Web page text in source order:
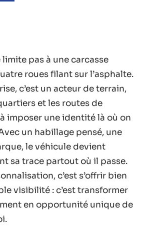
limite pas à une carcasse
roues filant sur l’asphalte.
c’est un acteur de terrain,
et les routes de
imposer une identité là où on
un habillage pensé, une
le véhicule devient
sa trace partout où il passe.
c’est s’offrir bien
visibilité : c’est transformer
en opportunité unique de